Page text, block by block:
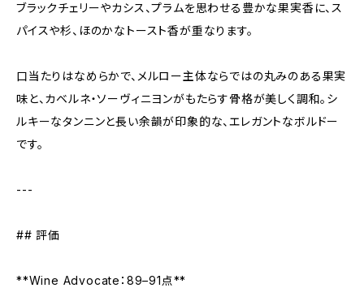
ブラックチェリーやカシス、プラムを思わせる豊かな果実香に、ス
パイスや杉、ほのかなトースト香が重なります。
口当たりはなめらかで、メルロー主体ならではの丸みのある果実
味と、カベルネ・ソーヴィニヨンがもたらす骨格が美しく調和。シ
ルキーなタンニンと長い余韻が印象的な、エレガントなボルドー
です。
---
## 評価
**Wine Advocate：89–91点**